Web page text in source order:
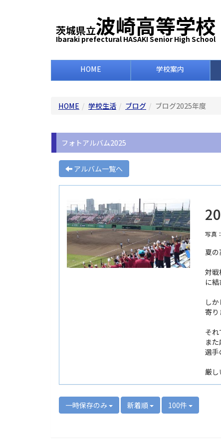
茨城県立波崎高等学校
Ibaraki prefectural HASAKI Senior High School
HOME 学校案内
HOME 学校生活 ブログ ブログ2025年度
フォトアルバム2025
アルバム一覧へ
写真
夏の
対戦
に
し
寄り
それ
ま
選手
厳し
一時保存のみ 新着順 100件